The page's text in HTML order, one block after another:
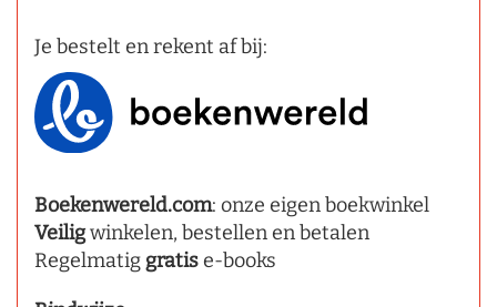
Je bestelt en rekent af bij:
Boekenwereld.com: onze eigen boekwinkel
Veiligwinkelen, bestellen en betalen
Regelmatig gratise-books